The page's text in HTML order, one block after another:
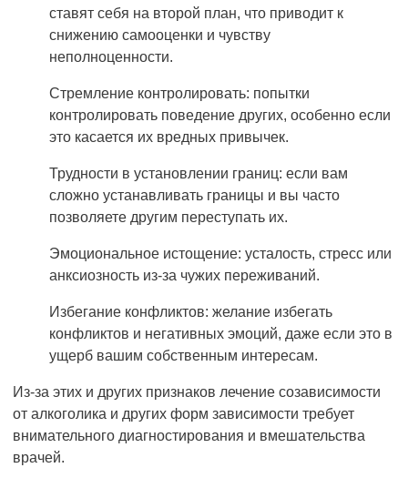
ставят себя на второй план, что приводит к
снижению самооценки и чувству
неполноценности.
Стремление контролировать: попытки
контролировать поведение других, особенно если
это касается их вредных привычек.
Трудности в установлении границ: если вам
сложно устанавливать границы и вы часто
позволяете другим переступать их.
Эмоциональное истощение: усталость, стресс или
анксиозность из-за чужих переживаний.
Избегание конфликтов: желание избегать
конфликтов и негативных эмоций, даже если это в
ущерб вашим собственным интересам.
Из-за этих и других признаков лечение созависимости
от алкоголика и других форм зависимости требует
внимательного диагностирования и вмешательства
врачей.